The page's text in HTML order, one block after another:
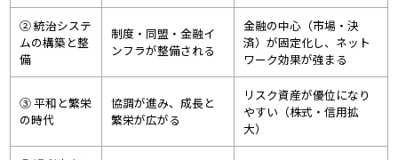
② 統治システ
ムの構築と整
備
制度・同盟・金融イ
ンフラが整備される
金融の中心（市場・決
済）が固定化し、ネット
ワーク効果が強まる
③ 平和と繁栄
の時代
協調が進み、成長と
繁栄が広がる
リスク資産が優位になり
やすい（株式・信用拡
大）